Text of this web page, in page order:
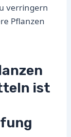
verringern
Pflanzen
ist